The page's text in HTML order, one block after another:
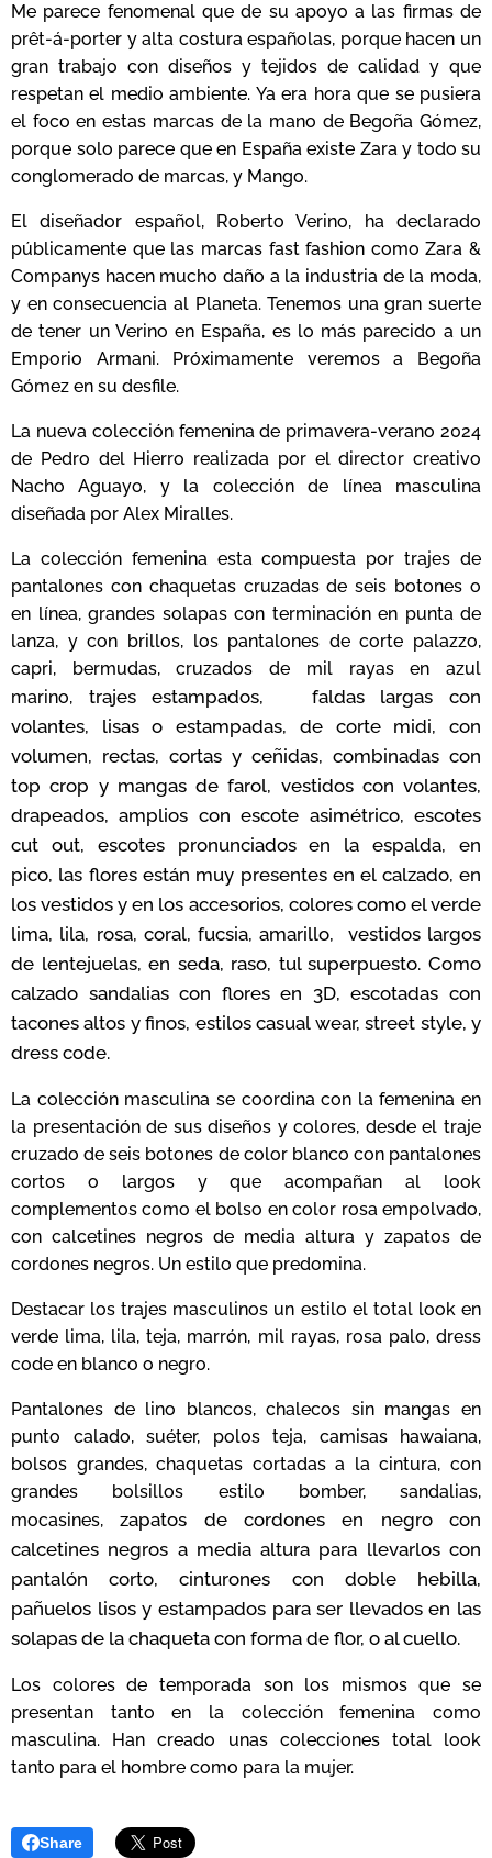
Me parece fenomenal que de su apoyo a las firmas de
prêt-á-porter y alta costura españolas, porque hacen un
gran trabajo con diseños y tejidos de calidad y que
respetan el medio ambiente. Ya era hora que se pusiera
el foco en estas marcas de la mano de Begoña Gómez,
porque solo parece que en España existe Zara y todo su
conglomerado de marcas, y Mango.
El diseñador español, Roberto Verino, ha declarado
públicamente que las marcas fast fashion como Zara &
Companys hacen mucho daño a la industria de la moda,
y en consecuencia al Planeta. Tenemos una gran suerte
de tener un Verino en España, es lo más parecido a un
Emporio Armani. Próximamente veremos a Begoña
Gómez en su desfile.
La nueva colección femenina de primavera-verano 2024
de Pedro del Hierro realizada por el director creativo
Nacho Aguayo, y la colección de línea masculina
diseñada por Alex Miralles.
La colección femenina esta compuesta por trajes de
pantalones con chaquetas cruzadas de seis botones o
en línea, grandes solapas con terminación en punta de
lanza, y con brillos, los pantalones de corte palazzo,
capri, bermudas, cruzados de mil rayas en azul
marino, trajes estampados, faldas largas con
volantes, lisas o estampadas, de corte midi, con
volumen, rectas, cortas y ceñidas, combinadas con
top crop y mangas de farol, vestidos con volantes,
drapeados, amplios con escote asimétrico, escotes
cut out, escotes pronunciados en la espalda, en
pico, las flores están muy presentes en el calzado, en
los vestidos y en los accesorios, colores como el verde
lima, lila, rosa, coral, fucsia, amarillo, vestidos largos
de lentejuelas, en seda, raso, tul superpuesto. Como
calzado sandalias con flores en 3D, escotadas con
tacones altos y finos, estilos casual wear, street style, y
dress code.
La colección masculina se coordina con la femenina en
la presentación de sus diseños y colores, desde el traje
cruzado de seis botones de color blanco con pantalones
cortos o largos y que acompañan al look
complementos como el bolso en color rosa empolvado,
con calcetines negros de media altura y zapatos de
cordones negros. Un estilo que predomina.
Destacar los trajes masculinos un estilo el total look en
verde lima, lila, teja, marrón, mil rayas, rosa palo, dress
code en blanco o negro.
Pantalones de lino blancos, chalecos sin mangas en
punto calado, suéter, polos teja, camisas hawaiana,
bolsos grandes, chaquetas cortadas a la cintura, con
grandes bolsillos estilo bomber, sandalias,
mocasines,zapatos de cordones en negro con
calcetines negros a media altura para llevarlos con
pantalón corto,cinturones con doble hebilla,
pañuelos lisos y estampados para ser llevados en las
solapas de la chaqueta con forma de flor, o al cuello.
Los colores de temporada son los mismos que se
presentan tanto en la colección femenina como
masculina. Han creado unas colecciones total look
tanto para el hombre como para la mujer.
Share